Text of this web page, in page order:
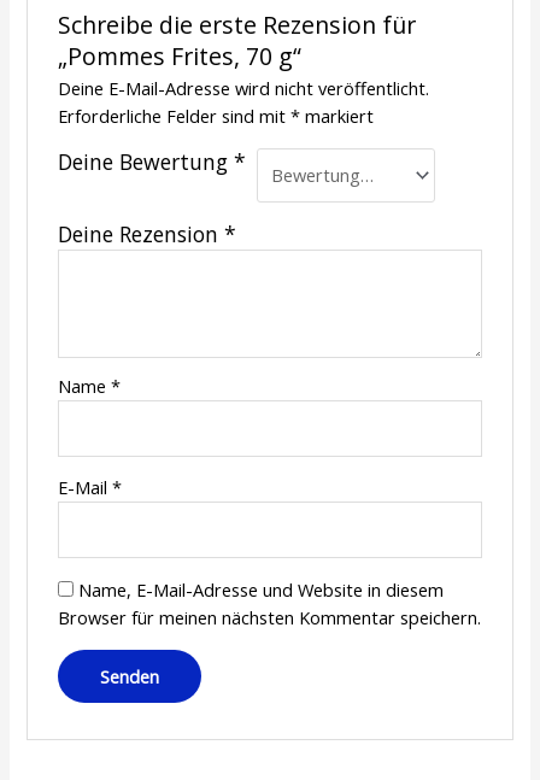
Schreibe die erste Rezension für
„Pommes Frites, 70 g“
Deine E-Mail-Adresse wird nicht veröffentlicht.
Erforderliche Felder sind mit *markiert
Deine Bewertung *
Deine Rezension *
Name *
E-Mail *
Name, E-Mail-Adresse und Website in diesem
Browser für meinen nächsten Kommentar speichern.